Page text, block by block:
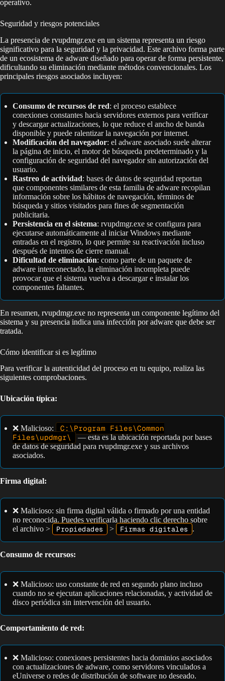
operativo.
Seguridad y riesgos potenciales
La presencia de rvupdmgr.exe en un sistema representa un riesgo
significativo para la seguridad y la privacidad. Este archivo forma parte
de un ecosistema de adware diseñado para operar de forma persistente,
dificultando su eliminación mediante métodos convencionales. Los
principales riesgos asociados incluyen:
Consumo de recursos de red: el proceso establece
conexiones constantes hacia servidores externos para verificar
y descargar actualizaciones, lo que reduce el ancho de banda
disponible y puede ralentizar la navegación por internet.
Modificación del navegador: el adware asociado suele alterar
la página de inicio, el motor de búsqueda predeterminado y la
configuración de seguridad del navegador sin autorización del
usuario.
Rastreo de actividad: bases de datos de seguridad reportan
que componentes similares de esta familia de adware recopilan
información sobre los hábitos de navegación, términos de
búsqueda y sitios visitados para fines de segmentación
publicitaria.
Persistencia en el sistema: rvupdmgr.exe se configura para
ejecutarse automáticamente al iniciar Windows mediante
entradas en el registro, lo que permite su reactivación incluso
después de intentos de cierre manual.
Dificultad de eliminación: como parte de un paquete de
adware interconectado, la eliminación incompleta puede
provocar que el sistema vuelva a descargar e instalar los
componentes faltantes.
En resumen, rvupdmgr.exe no representa un componente legítimo del
sistema y su presencia indica una infección por adware que debe ser
tratada.
Cómo identificar si es legítimo
Para verificar la autenticidad del proceso en tu equipo, realiza las
siguientes comprobaciones.
Ubicación típica:
❌ Malicioso:
C:\Program Files\Common
Files\updmgr\
— esta es la ubicación reportada por bases
de datos de seguridad para rvupdmgr.exe y sus archivos
asociados.
Firma digital:
❌ Malicioso: sin firma digital válida o firmado por una entidad
no reconocida. Puedes verificarla haciendo clic derecho sobre
el archivo >
Propiedades > Firmas digitales .
Consumo de recursos:
❌ Malicioso: uso constante de red en segundo plano incluso
cuando no se ejecutan aplicaciones relacionadas, y actividad de
disco periódica sin intervención del usuario.
Comportamiento de red:
❌ Malicioso: conexiones persistentes hacia dominios asociados
con actualizaciones de adware, como servidores vinculados a
eUniverse o redes de distribución de software no deseado.